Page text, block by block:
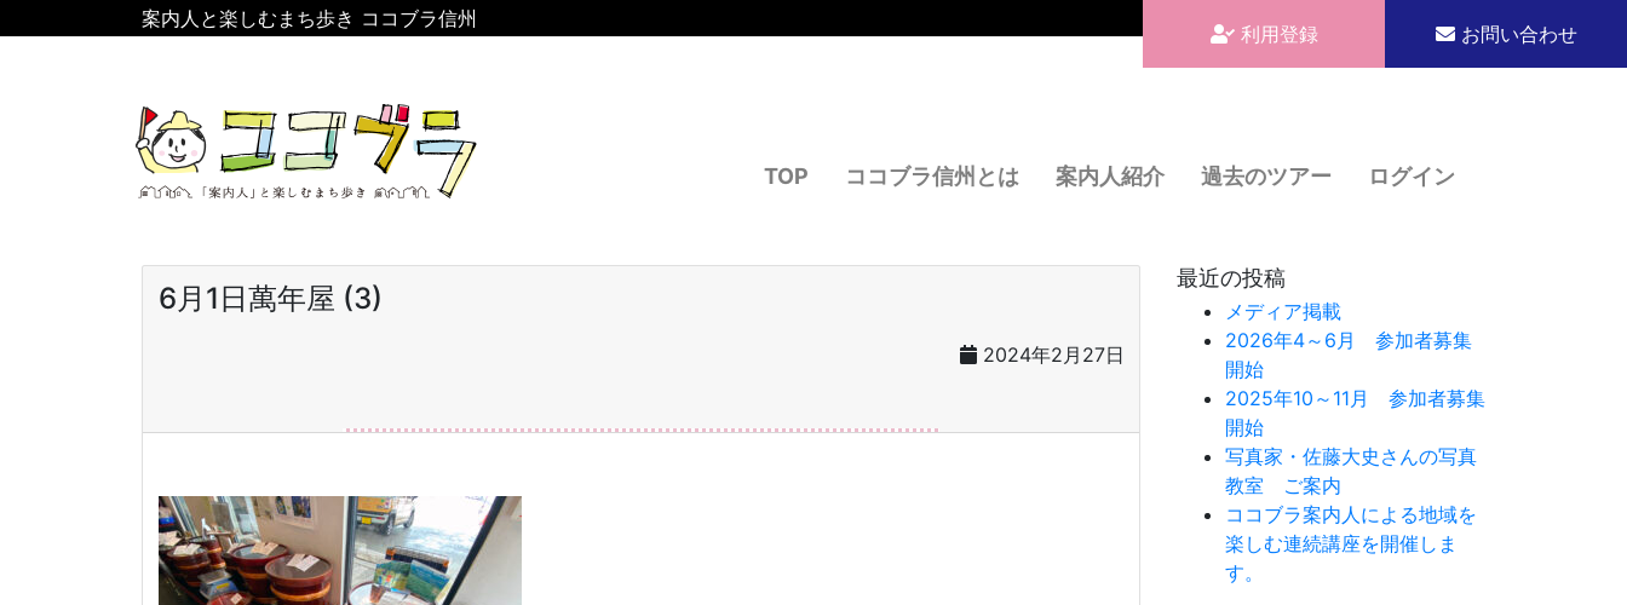
案内人と楽しむまち歩き ココブラ信州
利用登録 お問い合わせ
TOP ココブラ信州とは 案内人紹介 過去のツアー ログイン
6月1日萬年屋 (3)
2024年2月27日
最近の投稿
メディア掲載
2026年4～6月 参加者募集
開始
2025年10～11月 参加者募集
開始
写真家・佐藤大史さんの写真
教室 ご案内
ココブラ案内人による地域を
楽しむ連続講座を開催しま
す。